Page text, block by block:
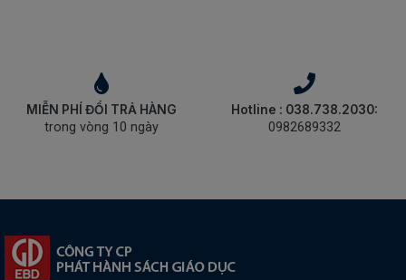
MIỄN PHÍ ĐỔI TRẢ HÀNG
trong vòng 10 ngày
Hotline : 038.738.2030:
0982689332